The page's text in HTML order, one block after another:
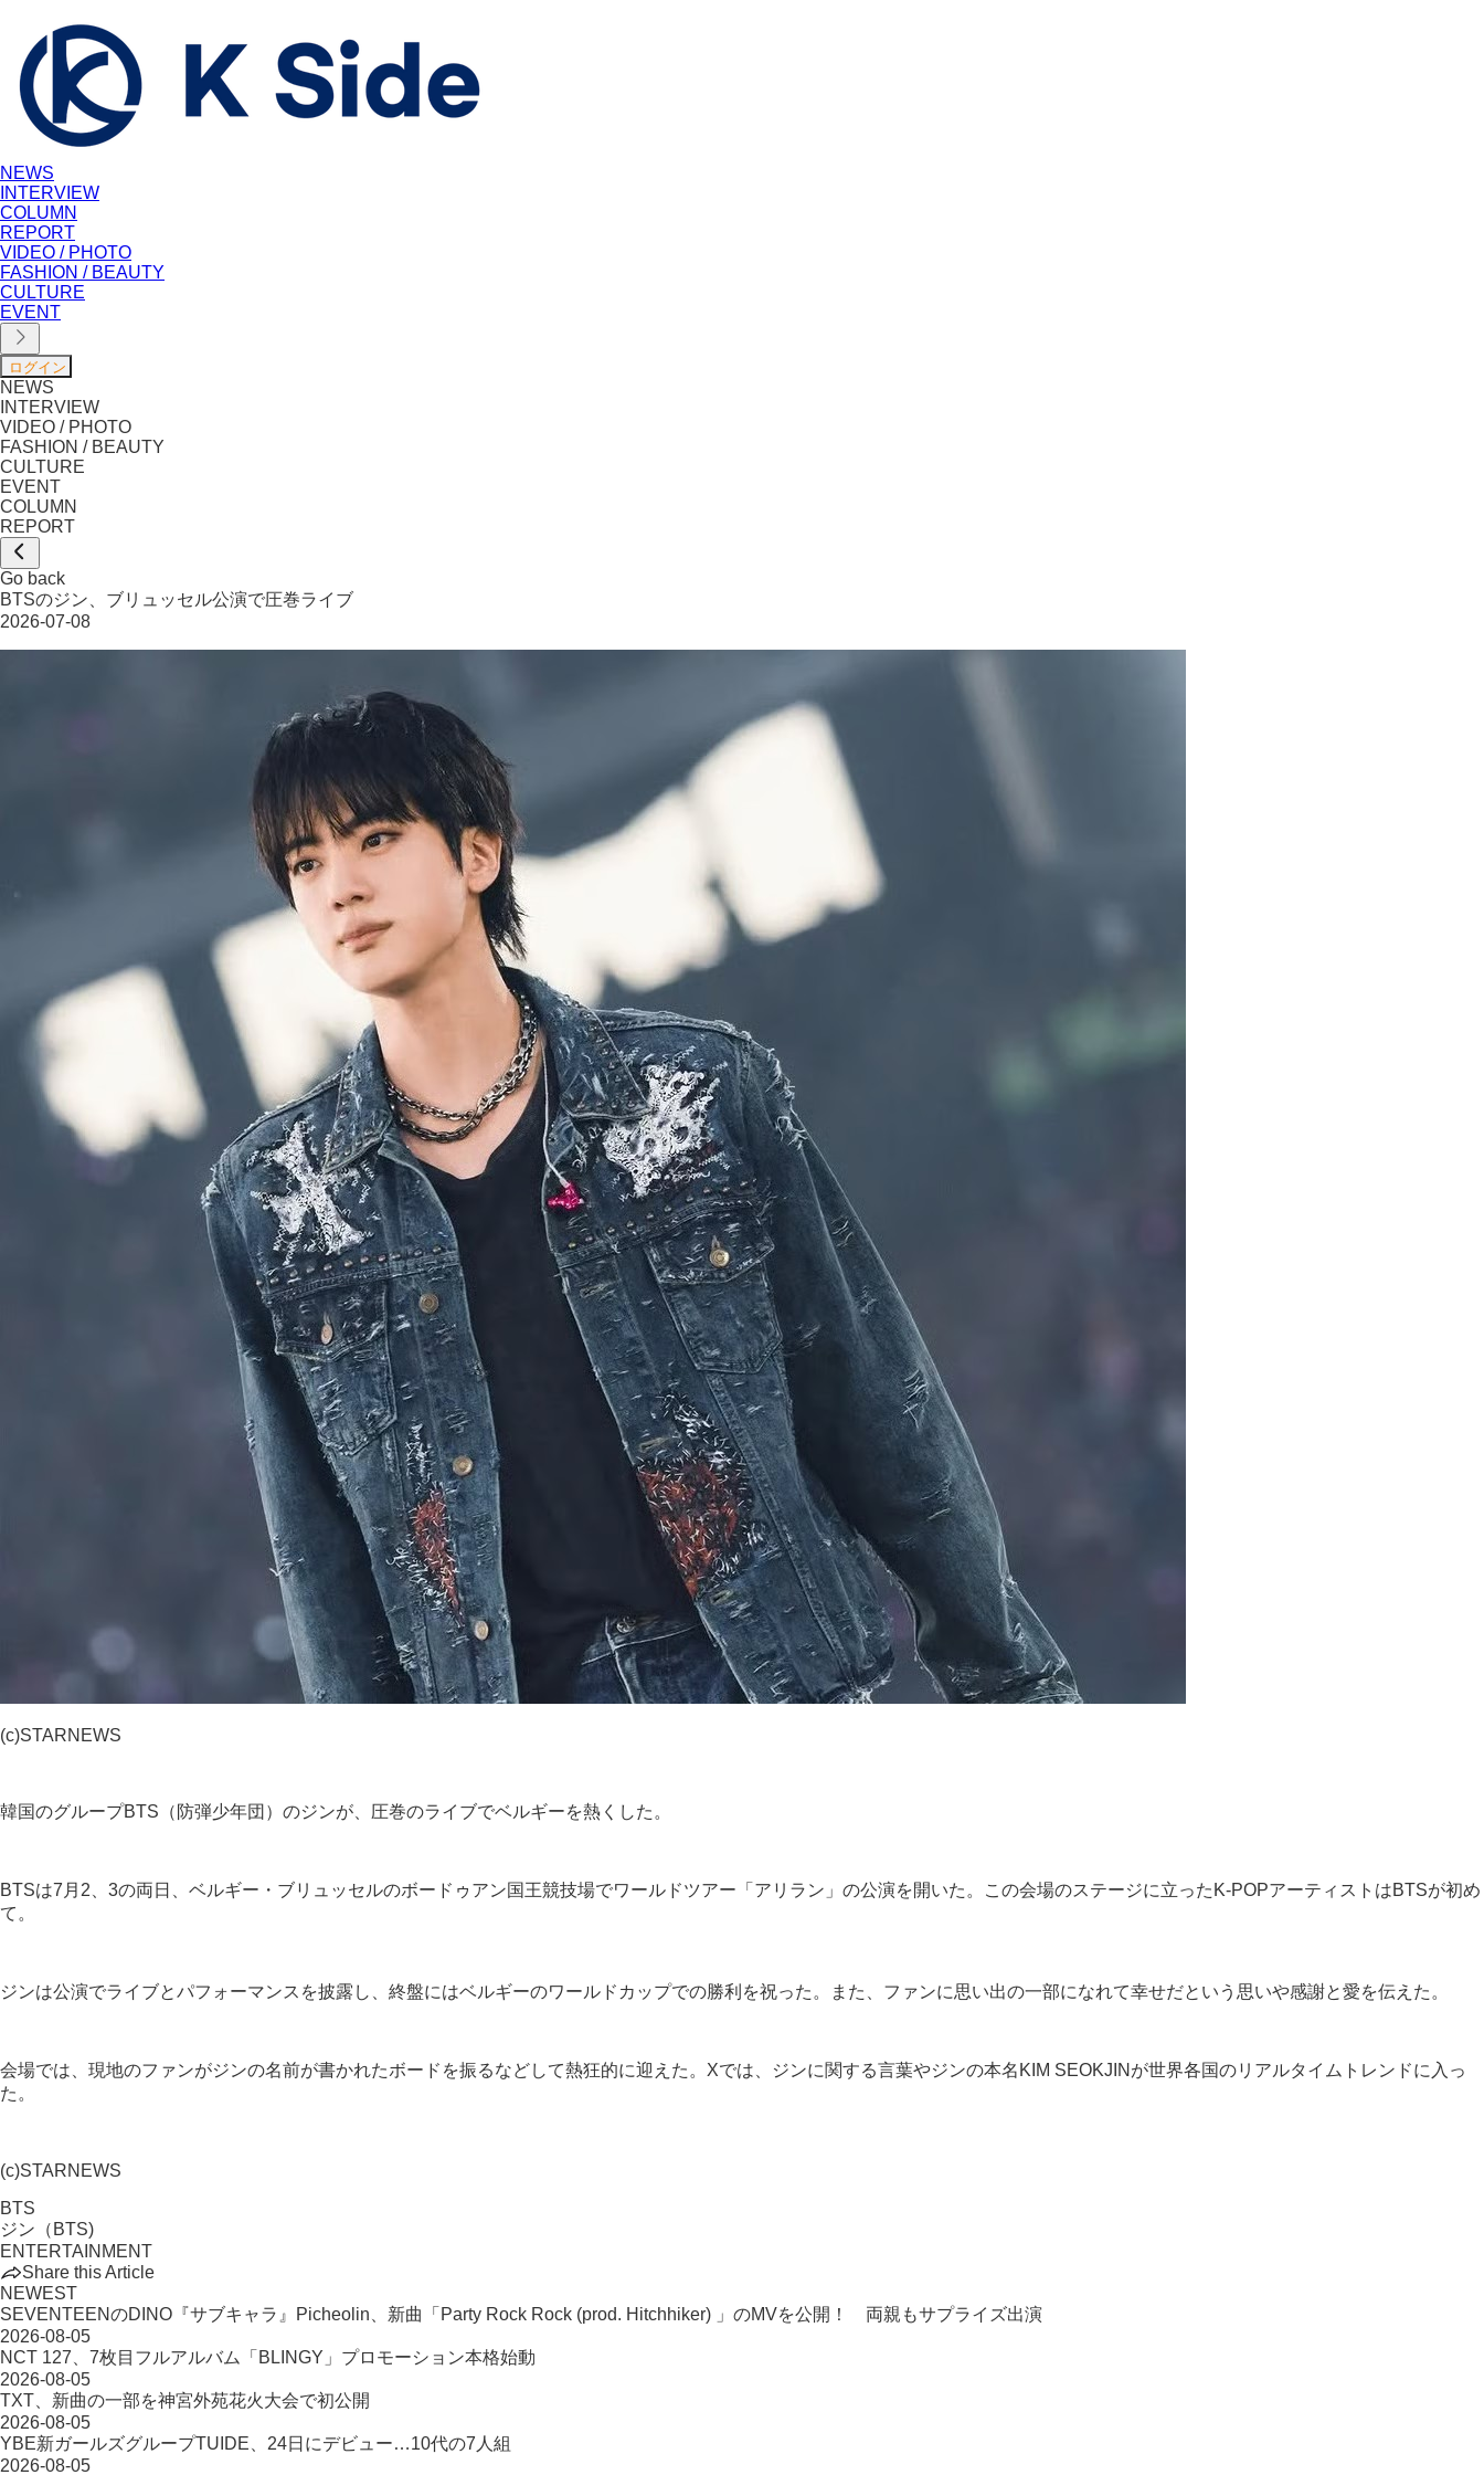
NEWS
INTERVIEW
COLUMN
REPORT
VIDEO / PHOTO
FASHION / BEAUTY
CULTURE
EVENT
NEWS
INTERVIEW
VIDEO / PHOTO
FASHION / BEAUTY
CULTURE
EVENT
COLUMN
REPORT
Go back
BTSのジン、ブリュッセル公演で圧巻ライブ
2026-07-08
(c)STARNEWS
韓国のグループBTS（防弾少年団）のジンが、圧巻のライブでベルギーを熱くした。
BTSは7月2、3の両日、ベルギー・ブリュッセルのボードゥアン国王競技場でワールドツアー「アリラン」の公演を開いた。この会場のステージに立ったK-POPアーティストはBTSが初め
て。
ジンは公演でライブとパフォーマンスを披露し、終盤にはベルギーのワールドカップでの勝利を祝った。また、ファンに思い出の一部になれて幸せだという思いや感謝と愛を伝えた。
会場では、現地のファンがジンの名前が書かれたボードを振るなどして熱狂的に迎えた。Xでは、ジンに関する言葉やジンの本名KIM SEOKJINが世界各国のリアルタイムトレンドに入っ
た。
(c)STARNEWS
BTS
ジン（BTS)
ENTERTAINMENT
Share this Article
NEWEST
SEVENTEENのDINO『サブキャラ』Picheolin、新曲「Party Rock Rock (prod. Hitchhiker) 」のMVを公開！ 両親もサプライズ出演
2026-08-05
NCT 127、7枚目フルアルバム「BLINGY」プロモーション本格始動
2026-08-05
TXT、新曲の一部を神宮外苑花火大会で初公開
2026-08-05
YBE新ガールズグループTUIDE、24日にデビュー…10代の7人組
2026-08-05